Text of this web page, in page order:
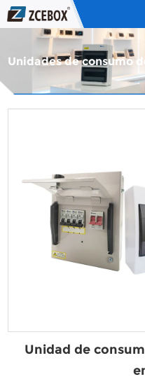
Unidades de consumo
Unidad de